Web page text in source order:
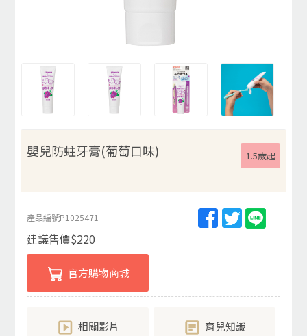
嬰兒防蛀牙膏(葡萄口味) 1.5歲起
產品編號P1025471
建議售價$220
官方購物商城
相關影片 育兒知識